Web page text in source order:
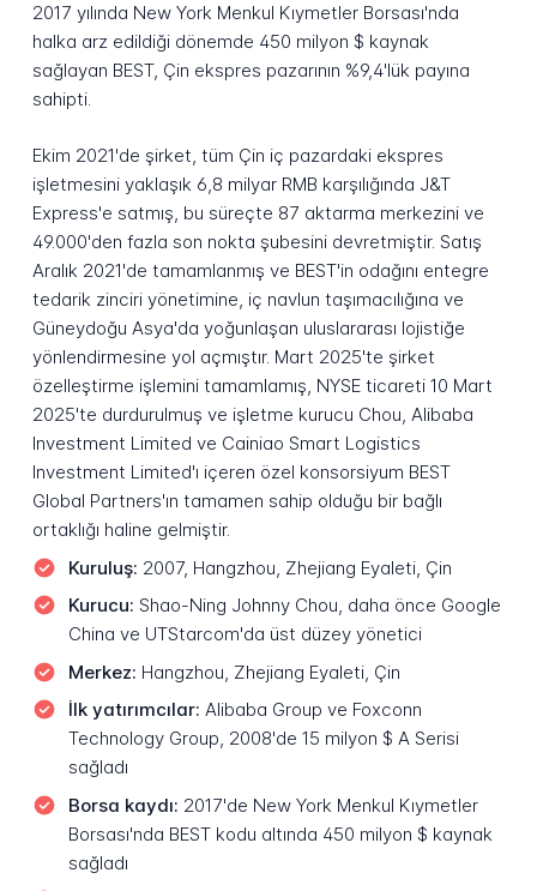
2017 yılında New York Menkul Kıymetler Borsası'nda
halka arz edildiği dönemde 450 milyon $ kaynak
sağlayan BEST, Çin ekspres pazarının %9,4'lük payına
sahipti.
Ekim 2021'de şirket, tüm Çin iç pazardaki ekspres
işletmesini yaklaşık 6,8 milyar RMB karşılığında J&T
Express'e satmış, bu süreçte 87 aktarma merkezini ve
49.000'den fazla son nokta şubesini devretmiştir. Satış
Aralık 2021'de tamamlanmış ve BEST'in odağını entegre
tedarik zinciri yönetimine, iç navlun taşımacılığına ve
Güneydoğu Asya'da yoğunlaşan uluslararası lojistiğe
yönlendirmesine yol açmıştır. Mart 2025'te şirket
özelleştirme işlemini tamamlamış, NYSE ticareti 10 Mart
2025'te durdurulmuş ve işletme kurucu Chou, Alibaba
Investment Limited ve Cainiao Smart Logistics
Investment Limited'ı içeren özel konsorsiyum BEST
Global Partners'ın tamamen sahip olduğu bir bağlı
ortaklığı haline gelmiştir.
Kuruluş: 2007, Hangzhou, Zhejiang Eyaleti, Çin
Kurucu: Shao-Ning Johnny Chou, daha önce Google
China ve UTStarcom'da üst düzey yönetici
Merkez: Hangzhou, Zhejiang Eyaleti, Çin
İlk yatırımcılar: Alibaba Group ve Foxconn
Technology Group, 2008'de 15 milyon $ A Serisi
sağladı
Borsa kaydı: 2017'de New York Menkul Kıymetler
Borsası'nda BEST kodu altında 450 milyon $ kaynak
sağladı